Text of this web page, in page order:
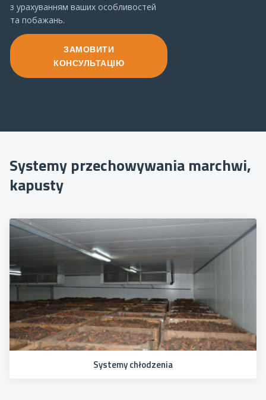
з урахуванням ваших особливостей
та побажань.
ЗАМОВИТИ
КОНСУЛЬТАЦІЮ
Systemy przechowywania marchwi,
kapusty
Systemy chłodzenia